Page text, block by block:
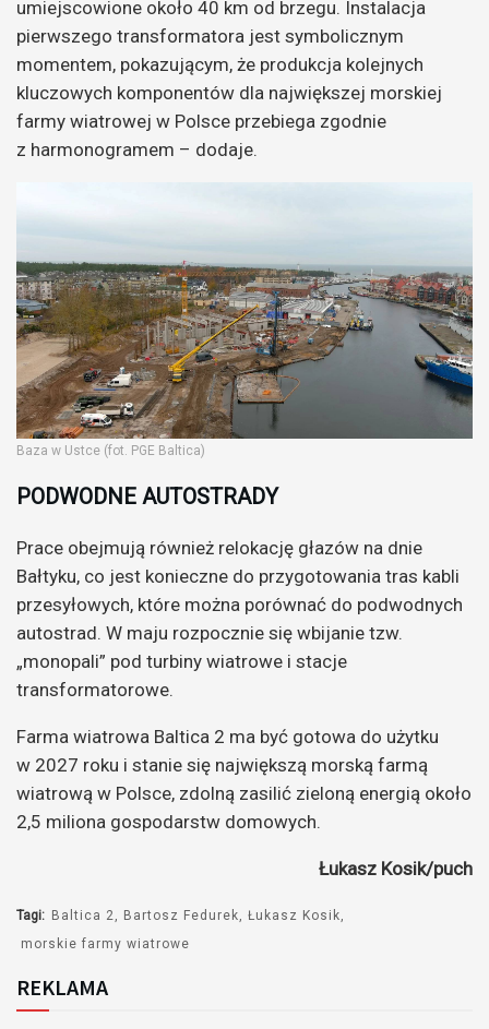
umiejscowione około 40 km od brzegu. Instalacja
pierwszego transformatora jest symbolicznym
momentem, pokazującym, że produkcja kolejnych
kluczowych komponentów dla największej morskiej
farmy wiatrowej w Polsce przebiega zgodnie
z harmonogramem – dodaje.
Baza w Ustce (fot. PGE Baltica)
PODWODNE AUTOSTRADY
Prace obejmują również relokację głazów na dnie
Bałtyku, co jest konieczne do przygotowania tras kabli
przesyłowych, które można porównać do podwodnych
autostrad. W maju rozpocznie się wbijanie tzw.
„monopali” pod turbiny wiatrowe i stacje
transformatorowe.
Farma wiatrowa Baltica 2 ma być gotowa do użytku
w 2027 roku i stanie się największą morską farmą
wiatrową w Polsce, zdolną zasilić zieloną energią około
2,5 miliona gospodarstw domowych.
Łukasz Kosik/puch
Tagi: Baltica 2 Bartosz Fedurek
Łukasz Kosik
morskie farmy wiatrowe
REKLAMA